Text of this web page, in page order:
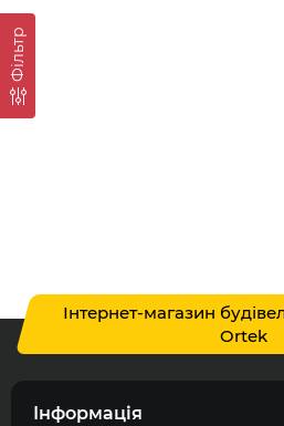
Фільтр
Інтернет-магазин
Ortek
Інформація